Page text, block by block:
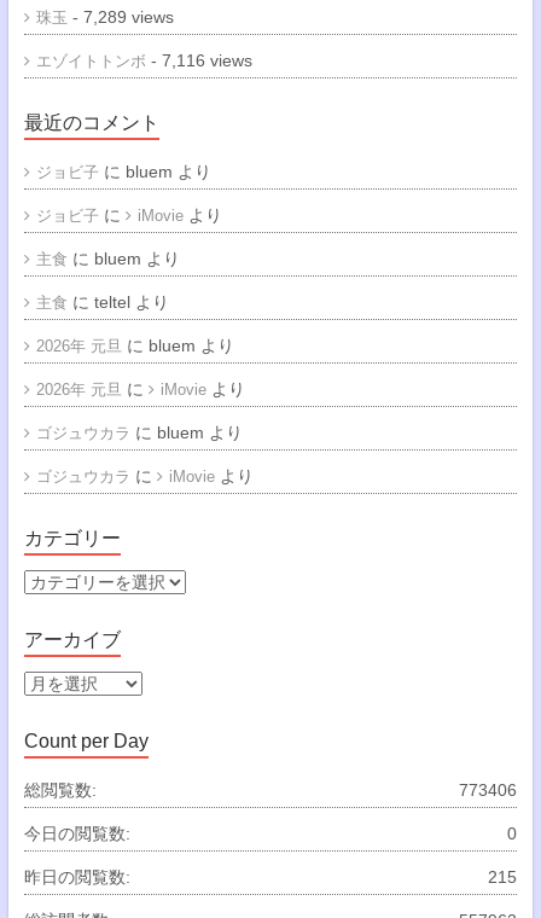
珠玉 - 7,289 views
エゾイトトンボ - 7,116 views
最近のコメント
ジョビ子 に bluem より
ジョビ子 に iMovieより
主食 に bluem より
主食 に teltelより
2026年 元旦 に bluem より
2026年 元旦 に iMovieより
ゴジュウカラ に bluem より
ゴジュウカラ に iMovieより
カテゴリー
カ
ゴ
リ
ー
アーカイブ
ア
カ
イ
ブ
Count per Day
773406
総閲覧数:
0
今日の閲覧数:
215
昨日の閲覧数: